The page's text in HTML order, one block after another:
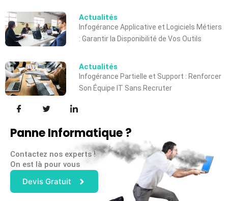
Actualités
Infogérance Applicative et Logiciels Métiers
: Garantir la Disponibilité de Vos Outils
Actualités
Infogérance Partielle et Support : Renforcer
Son Équipe IT Sans Recruter
Panne Informatique ?
Contactez nos experts !
On est là pour vous
Devis Gratuit